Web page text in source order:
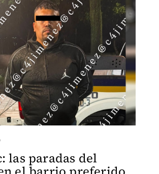
las paradas del